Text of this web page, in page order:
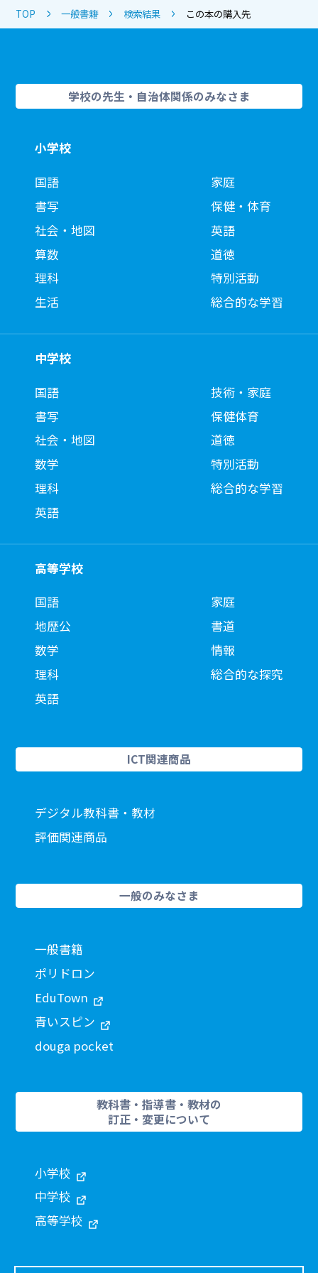
TOP 一般書籍 検索結果 この本の購入先
学校の先生・自治体関係のみなさま
小学校
国語
書写
社会・地図
算数
理科
生活
家庭
保健・体育
英語
道徳
特別活動
総合的な学習
中学校
国語
書写
社会・地図
数学
理科
英語
技術・家庭
保健体育
道徳
特別活動
総合的な学習
高等学校
国語
地歴公
数学
理科
英語
家庭
書道
情報
総合的な探究
ICT関連商品
デジタル教科書・教材
評価関連商品
一般のみなさま
一般書籍
ポリドロン
EduTown
青いスピン
douga pocket
教科書・指導書・教材の
訂正・変更について
小学校
中学校
高等学校